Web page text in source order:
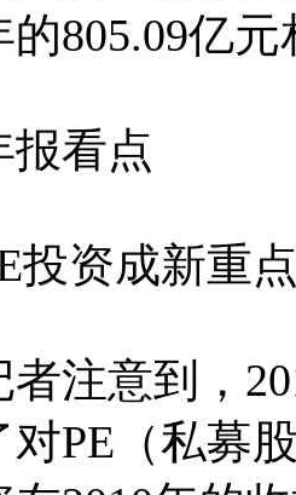
的805.09亿
看点
资成新重
意到，
对PE（私募